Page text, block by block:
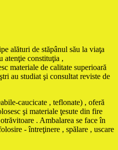
alături de stăpânul său la viaţa
atenţie constituţia ,
materiale de calitate superioară
au studiat şi consultat reviste de
caucicate , teflonate) , oferă
şi materiale ţesute din fire
. Ambalarea se face în
- întreţinere , spălare , uscare